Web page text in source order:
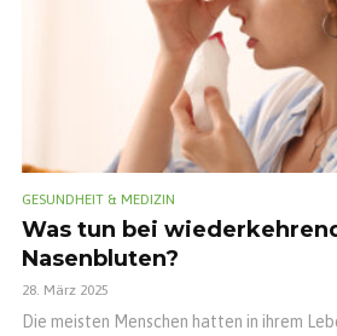
GESUNDHEIT & MEDIZIN
Was tun bei
Nasenbluten?
28. März 2025
Die meisten Menschen hatten in ihrem